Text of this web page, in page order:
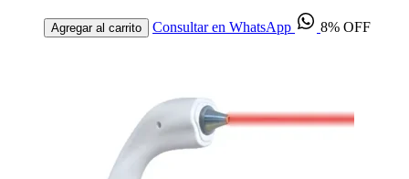
Agregar al carrito Consultar en WhatsApp 8% OFF